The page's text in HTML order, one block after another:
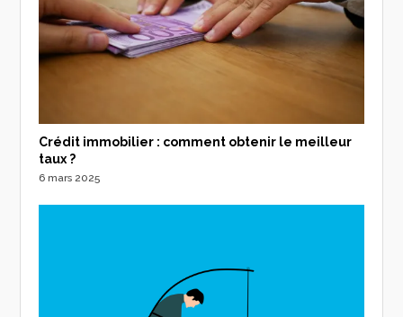
Crédit immobilier : comment obtenir le meilleur
taux ?
6 mars 2025